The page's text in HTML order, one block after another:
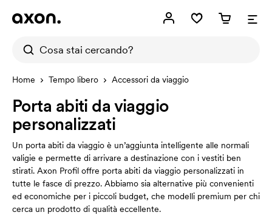
Home Tempo libero Accessori da viaggio
Porta abiti da viaggio
personalizzati
Un porta abiti da viaggio è un’aggiunta intelligente alle normali
valigie e permette di arrivare a destinazione con i vestiti ben
stirati. Axon Profil offre porta abiti da viaggio personalizzati in
tutte le fasce di prezzo. Abbiamo sia alternative più convenienti
ed economiche per i piccoli budget, che modelli premium per chi
cerca un prodotto di qualità eccellente.